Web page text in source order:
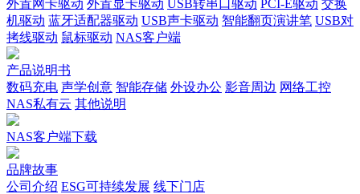
外置网卡驱动 外置显卡驱动 USB转串口驱动 PCI-E驱动 交换
机驱动 蓝牙适配器驱动 USB声卡驱动 智能翻页演讲笔 USB对
拷线驱动 鼠标驱动 NAS客户端
产品说明书
数码充电 声学创意 智能存储 外设办公 影音周边 网络工控
NAS私有云 其他说明
NAS客户端下载
品牌故事
公司介绍 ESG可持续发展 线下门店